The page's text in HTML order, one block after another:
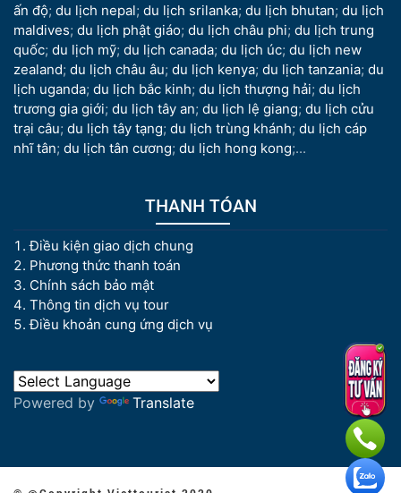
ấn độ; du lịch nepal; du lịch srilanka; du lịch bhutan; du lịch
maldives; du lịch phật giáo; du lịch châu phi; du lịch trung
quốc; du lịch mỹ; du lịch canada; du lịch úc; du lịch new
zealand; du lịch châu âu; du lịch kenya; du lịch tanzania; du
lịch uganda; du lịch bắc kinh; du lịch thượng hải; du lịch
trương gia giới; du lịch tây an; du lịch lệ giang; du lịch cửu
trại câu; du lịch tây tạng; du lịch trùng khánh; du lịch cáp
nhĩ tân; du lịch tân cương; du lịch hong kong;...
THANH TÓAN
Điều kiện giao dịch chung
Phương thức thanh toán
Chính sách bảo mật
Thông tin dịch vụ tour
Điều khoản cung ứng dịch vụ
Powered by Translate